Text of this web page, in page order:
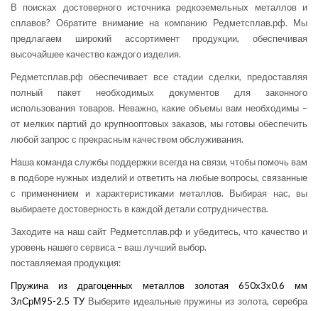
В поисках достоверного источника редкоземельных металлов и
сплавов? Обратите внимание на компанию Редметсплав.рф. Мы
предлагаем широкий ассортимент продукции, обеспечивая
высочайшее качество каждого изделия.
Редметсплав.рф обеспечивает все стадии сделки, предоставляя
полный пакет необходимых документов для законного
использования товаров. Неважно, какие объемы вам необходимы –
от мелких партий до крупнооптовых заказов, мы готовы обеспечить
любой запрос с прекрасным качеством обслуживания.
Наша команда службы поддержки всегда на связи, чтобы помочь вам
в подборе нужных изделий и ответить на любые вопросы, связанные
с применением и характеристиками металлов. Выбирая нас, вы
выбираете достоверность в каждой детали сотрудничества.
Заходите на наш сайт Редметсплав.рф и убедитесь, что качество и
уровень нашего сервиса – ваш лучший выбор.
поставляемая продукция:
Пружина из драгоценных металлов золотая 650х3х0.6 мм
ЗлСрМ95-2.5 ТУВыберите идеальные пружины из золота, серебра